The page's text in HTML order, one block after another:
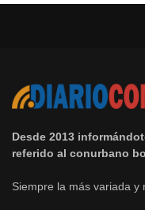
Desde 2013
referido al conurbano
Siempre la más variada y